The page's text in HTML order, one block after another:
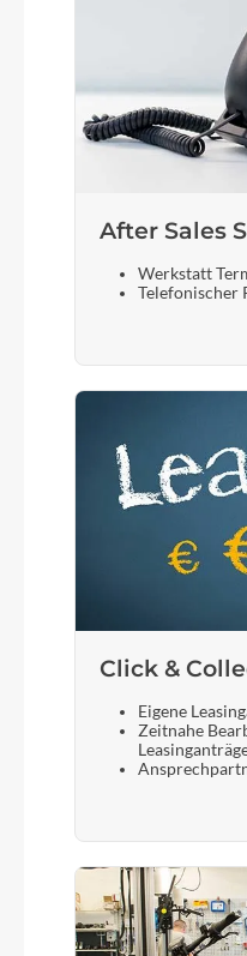
After Sales
Werkstatt
Telefonischer
Click &
Eigene
Zeitnahe